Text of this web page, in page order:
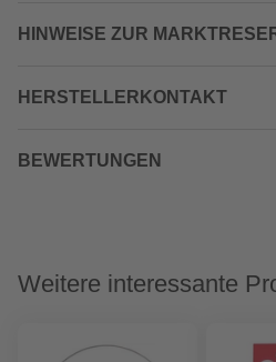
HINWEISE ZUR
HERSTELLERKONTAKT
BEWERTUNGEN
Weitere interessante